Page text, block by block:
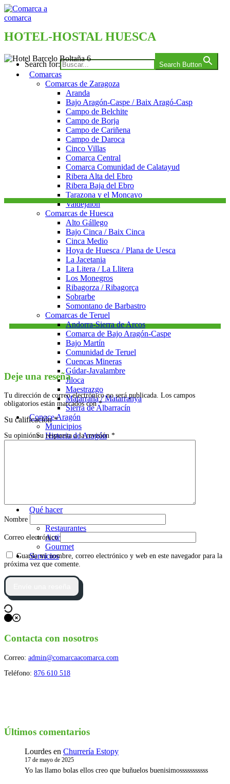
Saltar
al
Comarca a comarca
Search for: Search Button
Comarcas
Comarcas de Zaragoza
Aranda
Bajo Aragón-Caspe / Baix Aragó-Casp
Campo de Belchite
Campo de Borja
Campo de Cariñena
Campo de Daroca
Cinco Villas
Comarca Central
Comarca Comunidad de Calatayud
Ribera Alta del Ebro
Ribera Baja del Ebro
Tarazona y el Moncayo
Valdejalón
Comarcas de Huesca
Alto Gállego
Bajo Cinca / Baix Cinca
Cinca Medio
Hoya de Huesca / Plana de Uesca
La Jacetania
La Litera / La Llitera
Los Monegros
Ribagorza / Ribagorça
Sobrarbe
Somontano de Barbastro
Comarcas de Teruel
Andorra-Sierra de Arcos
Comarca de Bajo Aragón-Caspe
Bajo Martín
Comunidad de Teruel
Cuencas Mineras
Gúdar-Javalambre
Jiloca
Maestrazgo
Matarraña / Matarranya
Sierra de Albarracín
Conoce Aragón
Municipios
Historia de Aragón
Qué hacer
Restaurantes
Actividades
Gourmet
Servicios
HOTEL-HOSTAL HUESCA
Deje una reseña
Tu dirección de correo electrónico no será publicada. Los campos
obligatorios están marcados con*
Su calificación*
Su opiniónSu respuesta a la revisión *
Nombre
Correo electrónico
Guarda mi nombre, correo electrónico y web en este navegador para la
próxima vez que comente.
Contacta con nosotros
Correo: admin@comarcaacomarca.com
Teléfono: 876 610 518
Últimos comentarios
Lourdes en Churrería Estopy
17 de mayo de 2025
Yo las llamo bolas ellos creo que buñuelos buenisimosssssssssss